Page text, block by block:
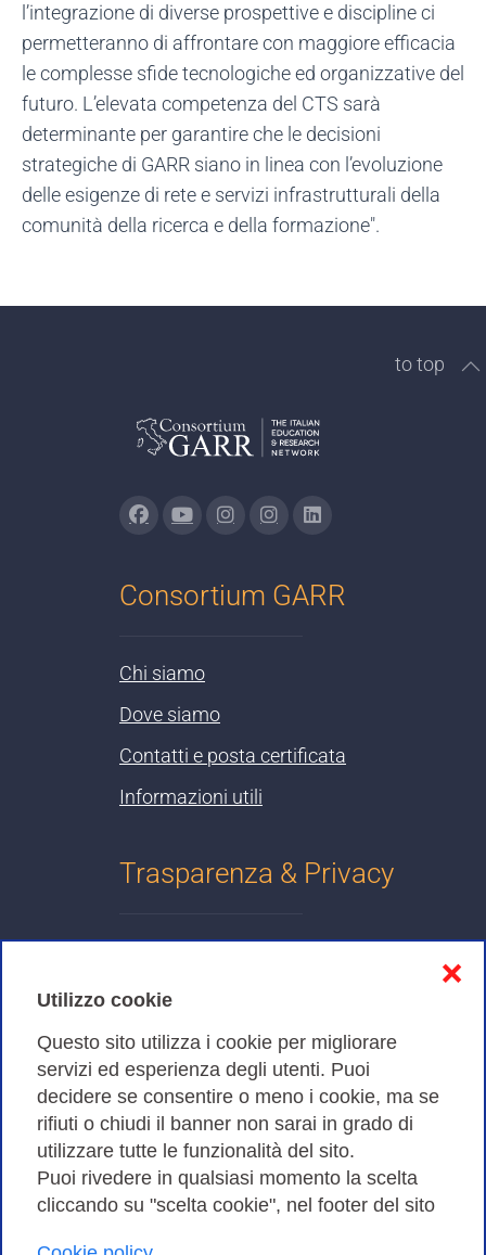
Utilizzo cookie
Questo sito utilizza i cookie per migliorare
servizi ed esperienza degli utenti. Puoi
decidere se consentire o meno i cookie, ma se
rifiuti o chiudi il banner non sarai in grado di
utilizzare tutte le funzionalità del sito.
Puoi rivedere in qualsiasi momento la scelta
cliccando su "scelta cookie", nel footer del sito
❌
l’integrazione di diverse prospettive e discipline ci
permetteranno di affrontare con maggiore efficacia
le complesse sfide tecnologiche ed organizzative del
futuro. L’elevata competenza del CTS sarà
determinante per garantire che le decisioni
strategiche di GARR siano in linea con l’evoluzione
delle esigenze di rete e servizi infrastrutturali della
comunità della ricerca e della formazione".
to top
Consortium GARR
Chi siamo
Dove siamo
Contatti e posta certificata
Informazioni utili
Trasparenza & Privacy
Cookies Policy
Amministrazione trasparente
Bandi di Gara
Consortium GARR - Via dei Tizii, 6 - 00185 Roma | Tel.